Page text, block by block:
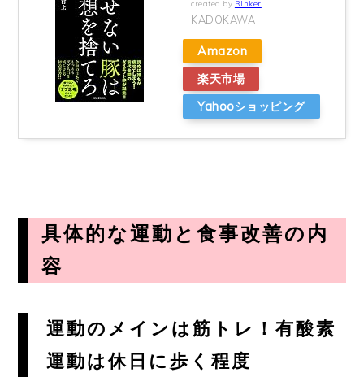
created by Rinker
KADOKAWA
Amazon
楽天市場
Yahooショッピング
具体的な運動と食事改善の内
容
運動のメインは筋トレ！有酸素
運動は休日に歩く程度